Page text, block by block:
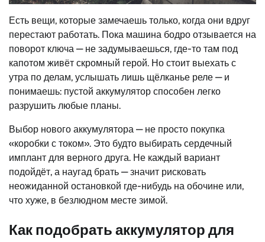
Есть вещи, которые замечаешь только, когда они вдруг
перестают работать. Пока машина бодро отзывается на
поворот ключа — не задумываешься, где-то там под
капотом живёт скромный герой. Но стоит выехать с
утра по делам, услышать лишь щёлканье реле — и
понимаешь: пустой аккумулятор способен легко
разрушить любые планы.
Выбор нового аккумулятора — не просто покупка
«коробки с током». Это будто выбирать сердечный
имплант для верного друга. Не каждый вариант
подойдёт, а наугад брать — значит рисковать
неожиданной остановкой где-нибудь на обочине или,
что хуже, в безлюдном месте зимой.
Как подобрать аккумулятор для